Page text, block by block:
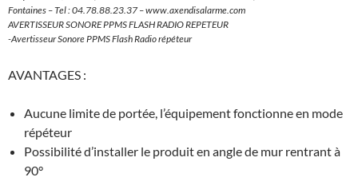
Fontaines – Tel : 04.78.88.23.37 – www.axendisalarme.com
AVERTISSEUR SONORE PPMS FLASH RADIO REPETEUR
-Avertisseur Sonore PPMS Flash Radio répéteur
AVANTAGES :
Aucune limite de portée, l’équipement fonctionne en mode
répéteur
Possibilité d’installer le produit en angle de mur rentrant à
90°